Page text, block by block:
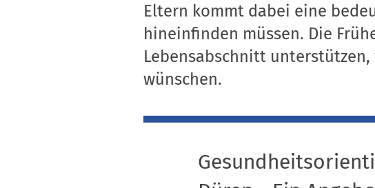
Eltern kommt dabei eine
hineinfinden müssen. Die
Lebensabschnitt
wünschen.